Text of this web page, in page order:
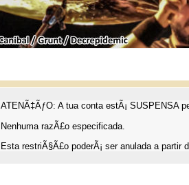
ATENÃ‡ÃƒO: A tua conta estÃ¡ SUSPENSA
Nenhuma razÃ£o especificada.
Esta restriÃ§Ã£o poderÃ¡ ser anulada a partir